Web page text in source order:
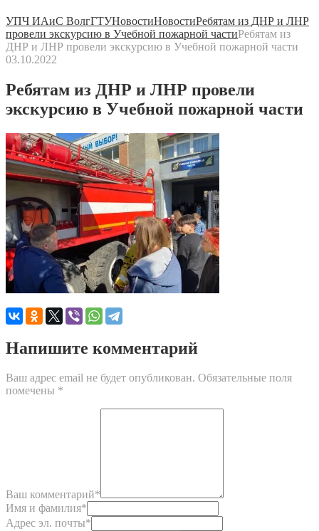
УПЧ ИАиС ВолгГТУНовостиНовостиРебятам из ДНР и ЛНР
провели экскурсию в Учебной пожарной частиРебятам из
ДНР и ЛНР провели экскурсию в Учебной пожарной части
03.10.2022
Ребятам из ДНР и ЛНР провели
экскурсию в Учебной пожарной части
Напишите комментарий
Ваш адрес email не будет опубликован. Обязательные поля
помечены *
Ваш комментарий*
Имя и фамилия*
Адрес эл. почты*